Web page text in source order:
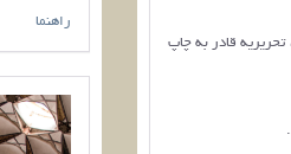
قادر به چاپ
راهنما